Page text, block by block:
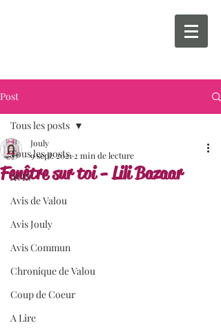
Post
Tous les posts
AVIS
Avis de Valou
Avis Jouly
Avis Commun
Chronique de Valou
Coup de Coeur
A Lire
Tous les posts
Fenêtre sur toi - Lili Bazaar
Jouly
9 sept. 2021 2 min de lecture